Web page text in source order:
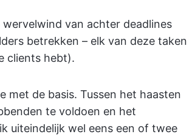
van achter deadlines
betrekken – elk van deze taken
clients hebt).
met de basis. Tussen het haasten
te voldoen en het
uiteindelijk wel eens een of twee